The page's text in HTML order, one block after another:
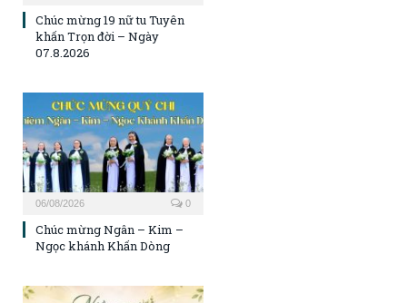
Chúc mừng 19 nữ tu Tuyên
khấn Trọn đời – Ngày
07.8.2026
06/08/2026 0
Chúc mừng Ngân – Kim –
Ngọc khánh Khấn Dòng